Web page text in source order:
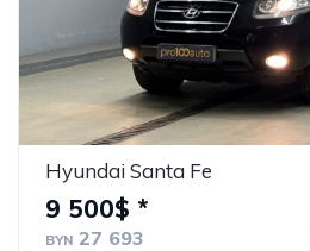
Hyundai Santa Fe
9 500$ *
BYN 27 693